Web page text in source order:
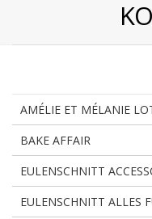
AMÉLIE ET MÉLANIE
BAKE AFFAIR
EULENSCHNITT
EULENSCHNITT ALLES